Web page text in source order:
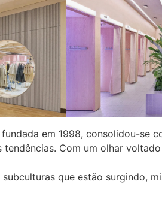
em 1998, consolidou-se
Com um olhar
que estão surgindo,